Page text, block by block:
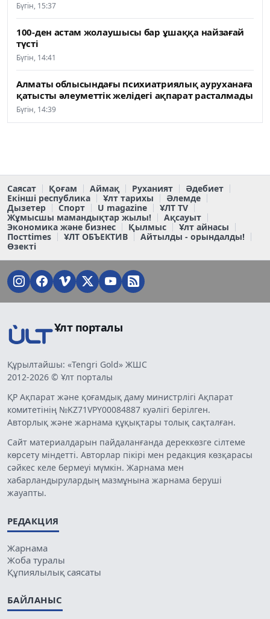
Бүгін, 15:37
100-ден астам жолаушысы бар ұшаққа найзағай
түсті
Бүгін, 14:41
Алматы облысындағы психиатриялық ауруханаға
қатысты әлеуметтік желідегі ақпарат расталмады
Бүгін, 14:39
Саясат Қоғам Аймақ Руханият
Әдебиет
Екінші республика
Ұлт тарихы
Әлемде
Дызетер
Спорт U magazine
ҰЛТ TV
Жұмысшы мамандықтар жылы!
Ақсауыт
Экономика және бизнес
Қылмыс
Ұлт айнасы
Постtimes
ҰЛТ ОБЪЕКТИВ
Айтылды - орындалды!
Өзекті
Ұлт порталы
Құрылтайшы: «Tengri Gold» ЖШС
2012-2026 © Ұлт порталы
ҚР Ақпарат және қоғамдық даму министрлігі Ақпарат
комитетінің №KZ71VPY00084887 куәлігі берілген.
Авторлық және жарнама құқықтары толық сақталған.
Сайт материалдарын пайдаланғанда дереккөзге сілтеме
көрсету міндетті. Авторлар пікірі мен редакция көзқарасы
сәйкес келе бермеуі мүмкін. Жарнама мен
хабарландырулардың мазмұнына жарнама беруші
жауапты.
РЕДАКЦИЯ
Жарнама
Жоба туралы
Құпиялылық саясаты
БАЙЛАНЫС